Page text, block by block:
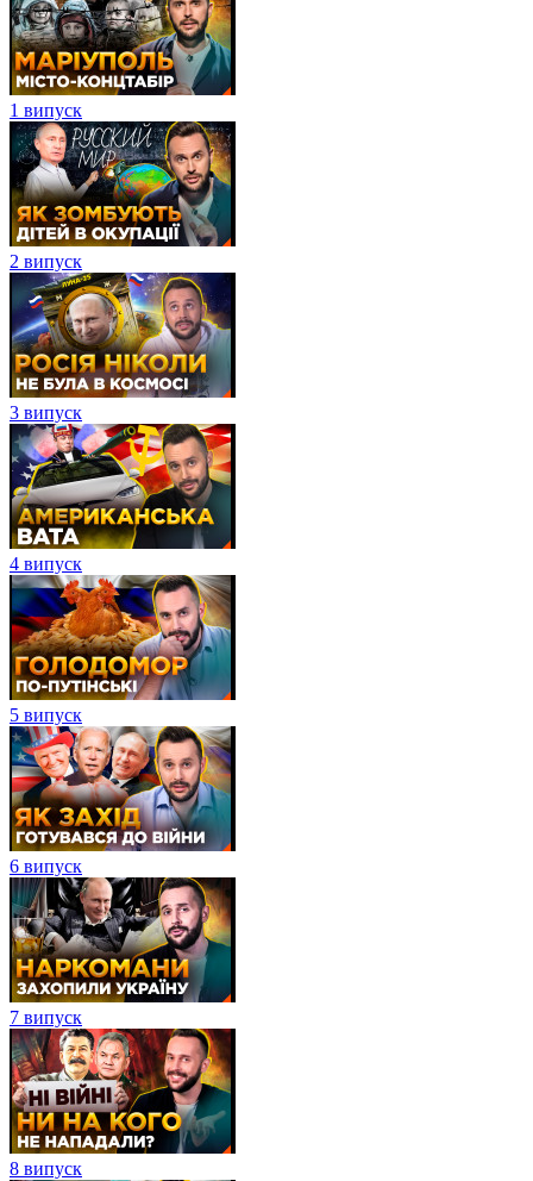
1 випуск
2 випуск
3 випуск
4 випуск
5 випуск
6 випуск
7 випуск
8 випуск